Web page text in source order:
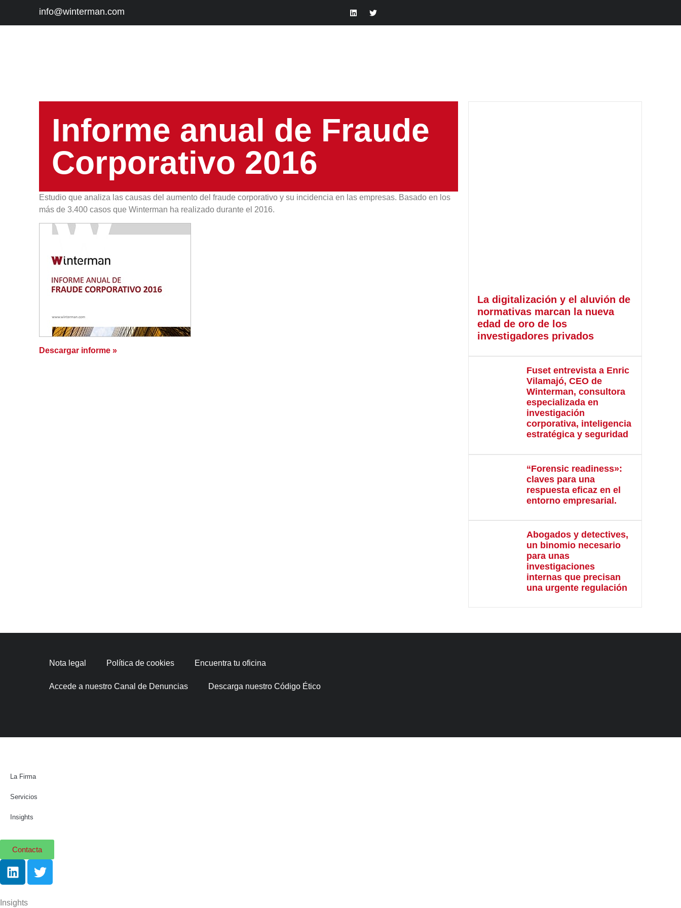
info@winterman.com
Informe anual de Fraude
Corporativo 2016
Estudio que analiza las causas del aumento del fraude corporativo y su incidencia en las empresas. Basado en los
más de 3.400 casos que Winterman ha realizado durante el 2016.
Descargar informe »
La digitalización y el aluvión de
normativas marcan la nueva
edad de oro de los
investigadores privados
Fuset entrevista a Enric
Vilamajó, CEO de
Winterman, consultora
especializada en
investigación
corporativa, inteligencia
estratégica y seguridad
“Forensic readiness»:
claves para una
respuesta eficaz en el
entorno empresarial.
Abogados y detectives,
un binomio necesario
para unas
investigaciones
internas que precisan
una urgente regulación
Nota legal Política de cookies Encuentra tu oficina
Accede a nuestro Canal de Denuncias Descarga nuestro Código Ético
La Firma
Servicios
Insights
Contacta
Insights